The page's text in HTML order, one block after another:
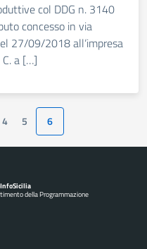
col DDG n. 3140
concesso in via
27/09/2018 all‘impresa
C. a […]
4 5 6
InfoSicilia
della Programmazione